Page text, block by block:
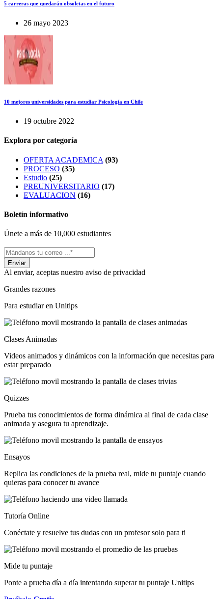
5 carreras que quedarán obsoletas en el futuro
26 mayo 2023
10 mejores universidades para estudiar Psicología en Chile
19 octubre 2022
Explora por categoría
OFERTA ACADEMICA (93)
PROCESO (35)
Estudio (25)
PREUNIVERSITARIO (17)
EVALUACION (16)
Boletín informativo
Únete a más de 10,000 estudiantes
Al enviar, aceptas nuestro aviso de privacidad
Grandes razones
Para estudiar en Unitips
Clases Animadas
Videos animados y dinámicos con la información que necesitas para
estar preparado
Quizzes
Prueba tus conocimientos de forma dinámica al final de cada clase
animada y asegura tu aprendizaje.
Ensayos
Replica las condiciones de la prueba real, mide tu puntaje cuando
quieras para conocer tu avance
Tutoría Online
Conéctate y resuelve tus dudas con un profesor solo para ti
Mide tu puntaje
Ponte a prueba día a día intentando superar tu puntaje Unitips